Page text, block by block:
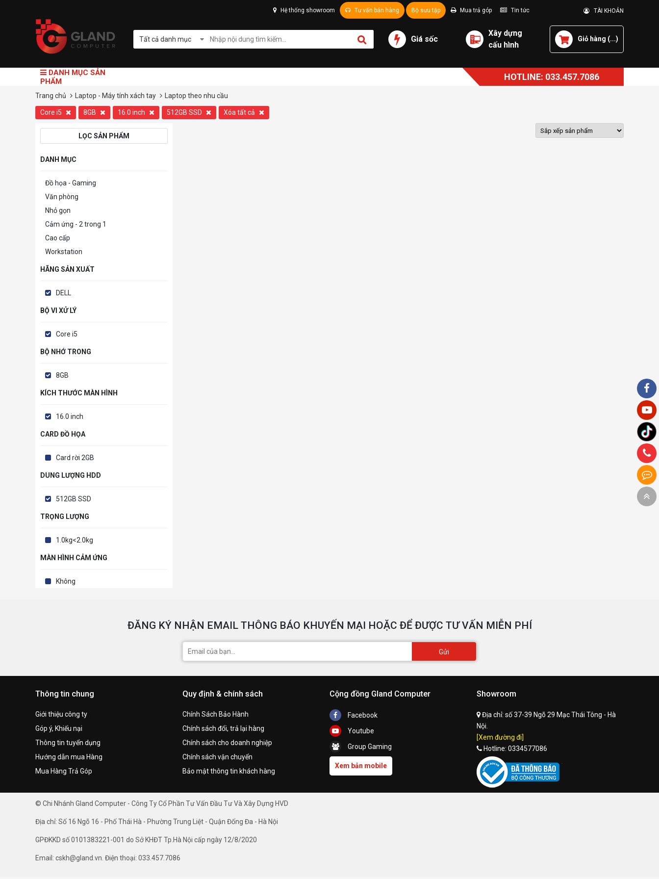
Hệ thống showroom Tư vấn bán hàng Bộ sưu tập Mua trả góp Tin tức TÀI KHOẢN
Tất cả danh mục Giá sốc
Xây dựng
cấu hình
Giỏ hàng (...)
DANH MỤC SẢN
PHẨM
HOTLINE: 033.457.7086
Trang chủ Laptop - Máy tính xách tay Laptop theo nhu cầu
Core i5 8GB 16.0 inch 512GB SSD Xóa tất cả
LỌC SẢN PHẨM
DANH MỤC
Đồ họa - Gaming
Văn phòng
Nhỏ gọn
Cảm ứng - 2 trong 1
Cao cấp
Workstation
HÃNG SẢN XUẤT
DELL
BỘ VI XỬ LÝ
Core i5
BỘ NHỚ TRONG
8GB
KÍCH THƯỚC MÀN HÌNH
16.0 inch
CARD ĐỒ HỌA
Card rời 2GB
DUNG LƯỢNG HDD
512GB SSD
TRỌNG LƯỢNG
1.0kg<2.0kg
MÀN HÌNH CẢM ỨNG
Không
ĐĂNG KÝ NHẬN EMAIL THÔNG BÁO KHUYẾN MẠI HOẶC ĐỂ ĐƯỢC TƯ VẤN MIỄN PHÍ
Gửi
Thông tin chung
Giới thiệu công ty
Góp ý, Khiếu nại
Thông tin tuyển dụng
Hướng dẫn mua Hàng
Mua Hàng Trả Góp
Quy định & chính sách
Chính Sách Bảo Hành
Chính sách đổi, trả lại hàng
Chính sách cho doanh nghiệp
Chính sách vận chuyển
Bảo mật thông tin khách hàng
Cộng đồng Gland Computer
Facebook
Youtube
Group Gaming
Xem bản mobile
Showroom
Địa chỉ: số 37-39 Ngõ 29 Mạc Thái Tông - Hà
Nội.
[Xem đường đi]
Hotline: 0334577086
© Chi Nhánh Gland Computer - Công Ty Cổ Phần Tư Vấn Đầu Tư Và Xây Dựng HVD
Địa chỉ: Số 16 Ngõ 16 - Phố Thái Hà - Phường Trung Liệt - Quận Đống Đa - Hà Nội
GPĐKKD số 0101383221-001 do Sở KHĐT Tp.Hà Nội cấp ngày 12/8/2020
Email: cskh@gland.vn. Điện thoại: 033.457.7086